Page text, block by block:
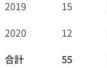
2019 15
2020
12
合計
55